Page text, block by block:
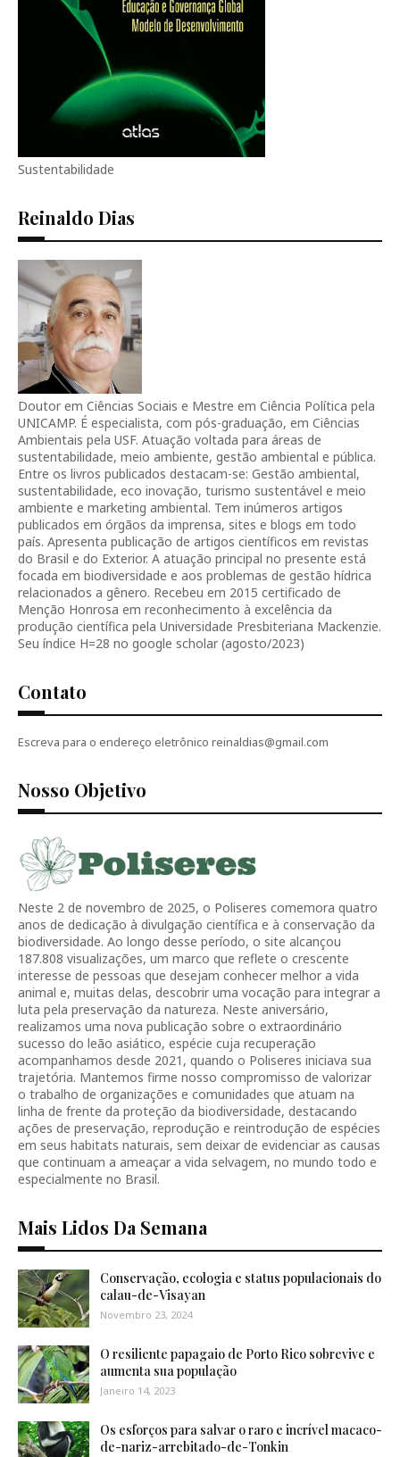
Sustentabilidade
Reinaldo Dias
Doutor em Ciências Sociais e Mestre em Ciência Política pela
UNICAMP. É especialista, com pós-graduação, em Ciências
Ambientais pela USF. Atuação voltada para áreas de
sustentabilidade, meio ambiente, gestão ambiental e pública.
Entre os livros publicados destacam-se: Gestão ambiental,
sustentabilidade, eco inovação, turismo sustentável e meio
ambiente e marketing ambiental. Tem inúmeros artigos
publicados em órgãos da imprensa, sites e blogs em todo
país. Apresenta publicação de artigos científicos em revistas
do Brasil e do Exterior. A atuação principal no presente está
focada em biodiversidade e aos problemas de gestão hídrica
relacionados a gênero. Recebeu em 2015 certificado de
Menção Honrosa em reconhecimento à excelência da
produção científica pela Universidade Presbiteriana Mackenzie.
Seu índice H=28 no google scholar (agosto/2023)
Contato
Escreva para o endereço eletrônico reinaldias@gmail.com
Nosso Objetivo
Neste 2 de novembro de 2025, o Poliseres comemora quatro
anos de dedicação à divulgação científica e à conservação da
biodiversidade. Ao longo desse período, o site alcançou
187.808 visualizações, um marco que reflete o crescente
interesse de pessoas que desejam conhecer melhor a vida
animal e, muitas delas, descobrir uma vocação para integrar a
luta pela preservação da natureza. Neste aniversário,
realizamos uma nova publicação sobre o extraordinário
sucesso do leão asiático, espécie cuja recuperação
acompanhamos desde 2021, quando o Poliseres iniciava sua
trajetória. Mantemos firme nosso compromisso de valorizar
o trabalho de organizações e comunidades que atuam na
linha de frente da proteção da biodiversidade, destacando
ações de preservação, reprodução e reintrodução de espécies
em seus habitats naturais, sem deixar de evidenciar as causas
que continuam a ameaçar a vida selvagem, no mundo todo e
especialmente no Brasil.
Mais Lidos Da Semana
Conservação, ecologia e status populacionais do
calau-de-Visayan
Novembro 23, 2024
O resiliente papagaio de Porto Rico sobrevive e
aumenta sua população
Janeiro 14, 2023
Os esforços para salvar o raro e incrível macaco-
de-nariz-arrebitado-de-Tonkin